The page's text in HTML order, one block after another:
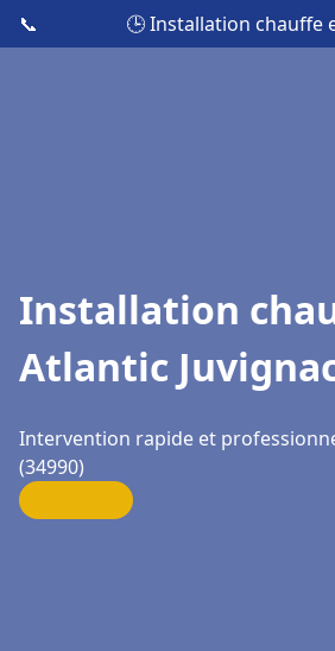
📞 🕒 Installation chauffe
Installation
Atlantic
Intervention rapide et
(34990)